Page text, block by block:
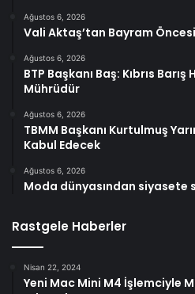
Ağustos 6, 2026
Vali Aktaş’tan Bayram
Ağustos 6, 2026
BTP Başkanı Baş: Kıbrıs Barış
Mührüdür
Ağustos 6, 2026
TBMM Başkanı Kurtulmuş
Kabul Edecek
Ağustos 6, 2026
Moda dünyasından siyasete
Rastgele Haberler
Nisan 22, 2024
Yeni Mac Mini M4 İşlemciyle